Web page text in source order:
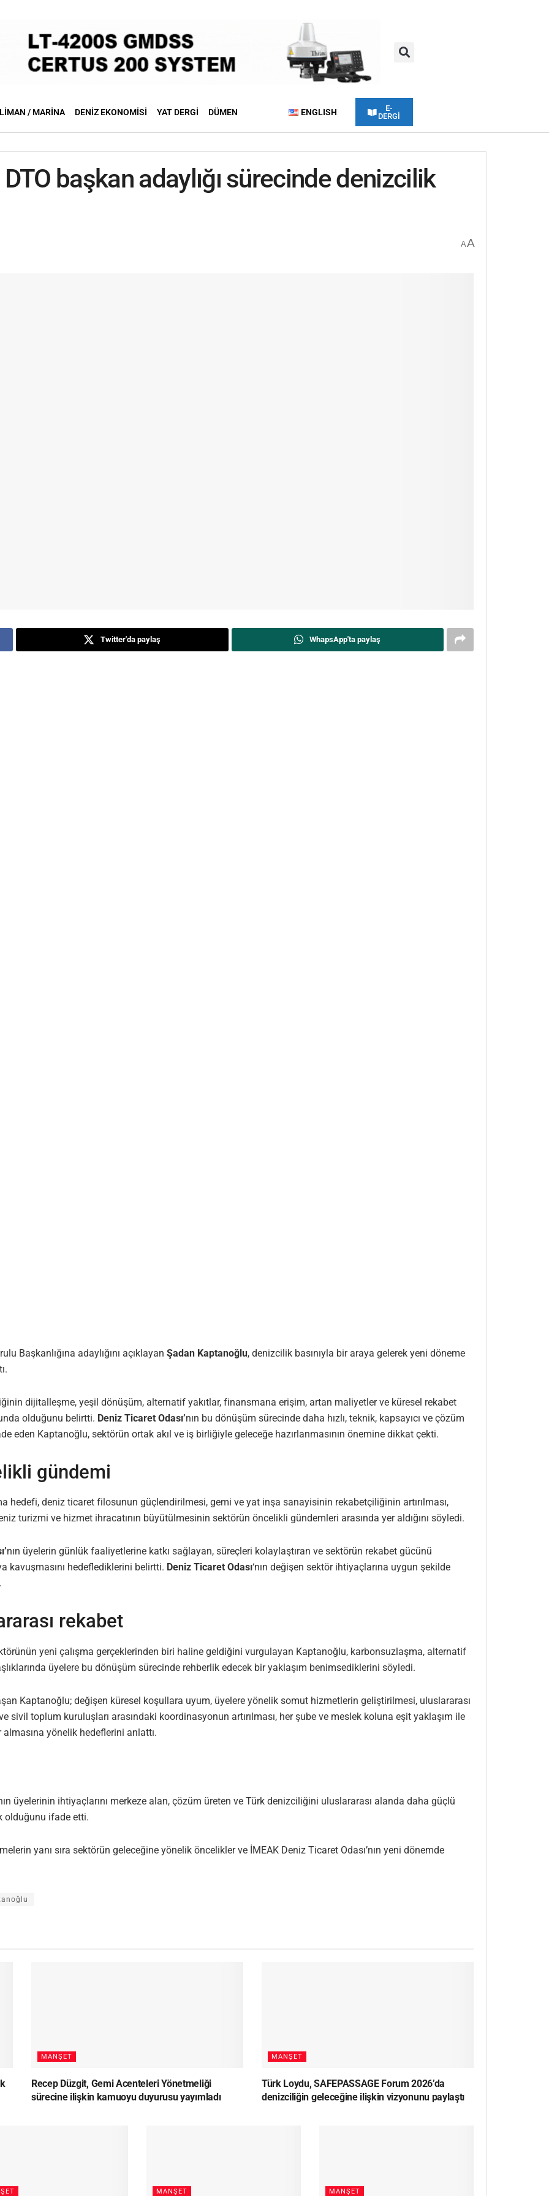
LIMAN / MARINA DENIZ EKONOMISI YAT DERGI DÜMEN ENGLISH
E-
DERGİ
başkan adaylığı sürecinde denizcilik
AA
Twitter'da paylaş WhapsApp'ta paylaş
Başkanlığına adaylığını açıklayan Şadan Kaptanoğlu, denizcilik basınıyla bir araya gelerek yeni döneme
dijitalleşme, yeşil dönüşüm, alternatif yakıtlar, finansmana erişim, artan maliyetler ve küresel rekabet
olduğunu belirtti. Deniz Ticaret Odası’nın bu dönüşüm sürecinde daha hızlı, teknik, kapsayıcı ve çözüm
eden Kaptanoğlu, sektörün ortak akıl ve iş birliğiyle geleceğe hazırlanmasının önemine dikkat çekti.
gündemi
hedefi, deniz ticaret filosunun güçlendirilmesi, gemi ve yat inşa sanayisinin rekabetçiliğinin artırılması,
turizmi ve hizmet ihracatının büyütülmesinin sektörün öncelikli gündemleri arasında yer aldığını söyledi.
nın üyelerin günlük faaliyetlerine katkı sağlayan, süreçleri kolaylaştıran ve sektörün rekabet gücünü
kavuşmasını hedeflediklerini belirtti. Deniz Ticaret Odası‘nın değişen sektör ihtiyaçlarına uygun şekilde
rekabet
yeni çalışma gerçeklerinden biri haline geldiğini vurgulayan Kaptanoğlu, karbonsuzlaşma, alternatif
üyelere bu dönüşüm sürecinde rehberlik edecek bir yaklaşım benimsediklerini söyledi.
Kaptanoğlu; değişen küresel koşullara uyum, üyelere yönelik somut hizmetlerin geliştirilmesi, uluslararası
toplum kuruluşları arasındaki koordinasyonun artırılması, her şube ve meslek koluna eşit yaklaşım ile
yönelik hedeflerini anlattı.
üyelerinin ihtiyaçlarını merkeze alan, çözüm üreten ve Türk denizciliğini uluslararası alanda daha güçlü
olduğunu ifade etti.
yanı sıra sektörün geleceğine yönelik öncelikler ve İMEAK Deniz Ticaret Odası’nın yeni dönemde
MANŞET
Recep Düzgit, Gemi Acenteleri Yönetmeliği
sürecine ilişkin kamuoyu duyurusu yayımladı
MANŞET
Türk Loydu, SAFEPASSAGE Forum 2026’da
denizciliğin geleceğine ilişkin vizyonunu paylaştı
MANŞET MANŞET